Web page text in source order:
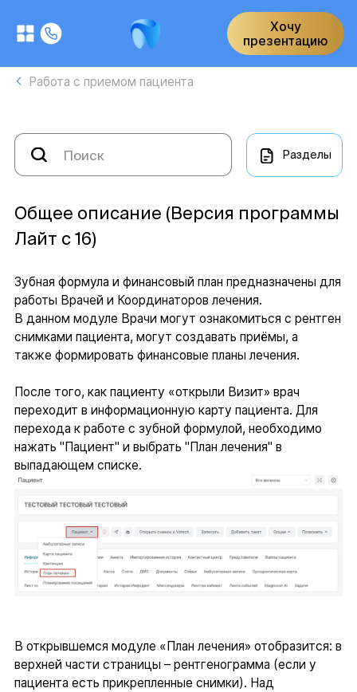
Хочу
презентацию
Работа с приемом пациента
Разделы
Общее описание (Версия программы
Лайт с 16)
Зубная формула и финансовый план предназначены для
работы Врачей и Координаторов лечения.
В данном модуле Врачи могут ознакомиться с рентген
снимками пациента, могут создавать приёмы, а
также формировать финансовые планы лечения.
После того, как пациенту «открыли Визит» врач
переходит в информационную карту пациента. Для
перехода к работе с зубной формулой, необходимо
нажать "Пациент" и выбрать "План лечения" в
выпадающем списке.
В открывшемся модуле «План лечения» отобразится: в
верхней части страницы – рентгенограмма (если у
пациента есть прикрепленные снимки). Над